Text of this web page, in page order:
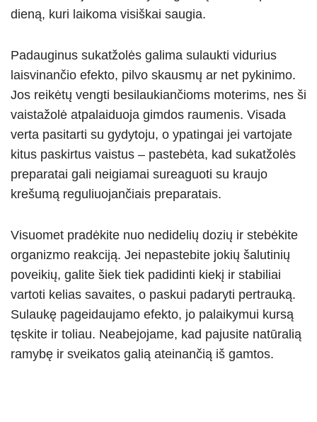
dieną, kuri laikoma visiškai saugia.
Padauginus sukatžolės galima sulaukti vidurius
laisvinančio efekto, pilvo skausmų ar net pykinimo.
Jos reikėtų vengti besilaukiančioms moterims, nes ši
vaistažolė atpalaiduoja gimdos raumenis. Visada
verta pasitarti su gydytoju, o ypatingai jei vartojate
kitus paskirtus vaistus – pastebėta, kad sukatžolės
preparatai gali neigiamai sureaguoti su kraujo
krešumą reguliuojančiais preparatais.
Visuomet pradėkite nuo nedidelių dozių ir stebėkite
organizmo reakciją. Jei nepastebite jokių šalutinių
poveikių, galite šiek tiek padidinti kiekį ir stabiliai
vartoti kelias savaites, o paskui padaryti pertrauką.
Sulaukę pageidaujamo efekto, jo palaikymui kursą
tęskite ir toliau. Neabejojame, kad pajusite natūralią
ramybę ir sveikatos galią ateinančią iš gamtos.